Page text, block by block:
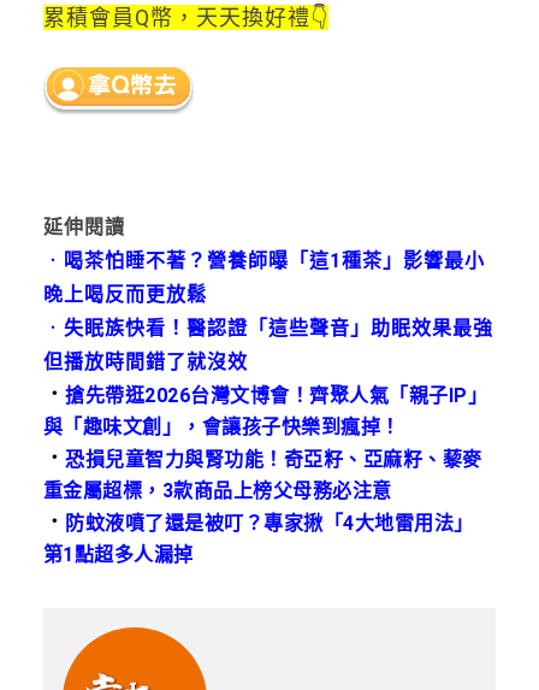
累積會員Q幣，天天換好禮👇
延伸閱讀
． 喝茶怕睡不著？營養師曝「這1種茶」影響最小
晚上喝反而更放鬆
． 失眠族快看！醫認證「這些聲音」助眠效果最強
但播放時間錯了就沒效
．搶先帶逛2026台灣文博會！齊聚人氣「親子IP」
與「趣味文創」，會讓孩子快樂到瘋掉！
．恐損兒童智力與腎功能！奇亞籽、亞麻籽、藜麥
重金屬超標，3款商品上榜父母務必注意
． 防蚊液噴了還是被叮？專家揪「4大地雷用法」
第1點超多人漏掉